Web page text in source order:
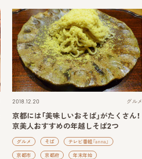
2018.12.20 グルメ
京都には「美味しいおそば」がたくさん！
京美人おすすめの年越しそば2つ
グルメ そば テレビ番組『anna』
京都市 京都府 年末年始